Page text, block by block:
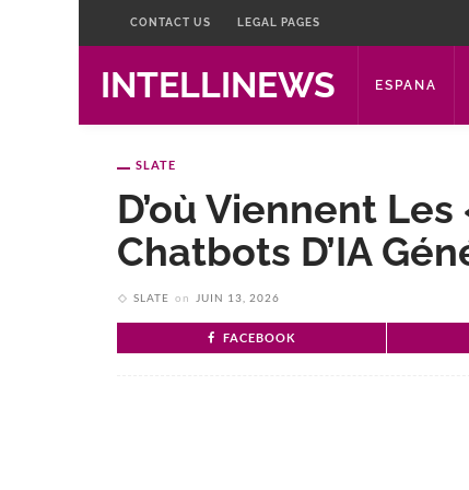
CONTACT US LEGAL PAGES
INTELLINEWS ESPANA
SLATE
D’où Viennent
Chatbots D’IA
SLATE on JUIN 13, 2026
FACEBOOK